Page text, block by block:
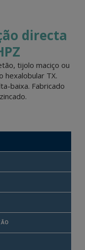
directa
tijolo maciço ou
hexalobular TX.
baixa. Fabricado